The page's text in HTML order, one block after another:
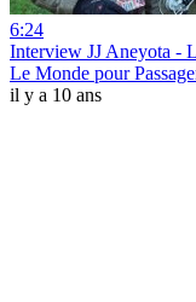
6:24
Interview JJ Aneyota -
Le Monde pour
il y a 10 ans